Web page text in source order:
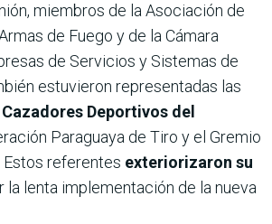
miembros de la Asociación de
de Fuego y de la Cámara
de Servicios y Sistemas de
estuvieron representadas las
Deportivos del
Paraguaya de Tiro y el Gremio
Estos referentes exteriorizaron su
la lenta implementación de la nueva